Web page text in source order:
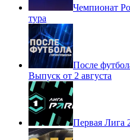
Чемпионат
тура
После
Выпуск от 2 августа
Первая Лига